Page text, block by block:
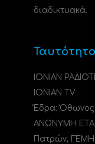
διαδικτυακά.
ΙΟΝΙΑΝ
IONIAN TV
Έδρα: Όθωνος
ΑΝΩΝΥΜΗ
Πατρών,